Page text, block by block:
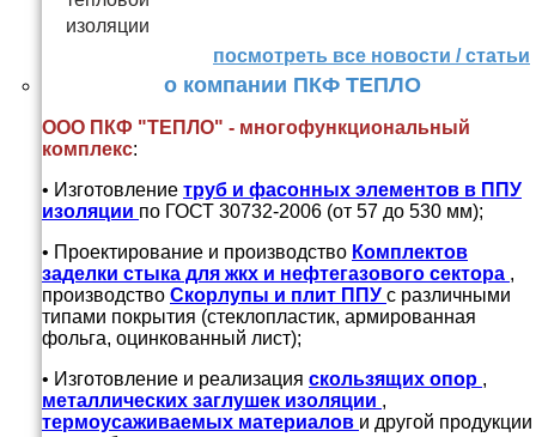
посмотреть все новости / статьи
о компании ПКФ ТЕПЛО
ООО ПКФ "ТЕПЛО" - многофункциональный
комплекс:
• Изготовление труб и фасонных элементов в ППУ
изоляции по ГОСТ 30732-2006 (от 57 до 530 мм);
• Проектирование и производство Комплектов
заделки стыка для жкх и нефтегазового сектора ,
производство Скорлупы и плит ППУ с различными
типами покрытия (стеклопластик, армированная
фольга, оцинкованный лист);
• Изготовление и реализация скользящих опор ,
металлических заглушек изоляции ,
термоусаживаемых материалов и другой продукции